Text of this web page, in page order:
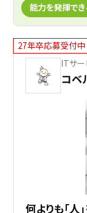
能力を発揮で
27年卒応募受付中
ITサー
コベ
何よりも「人